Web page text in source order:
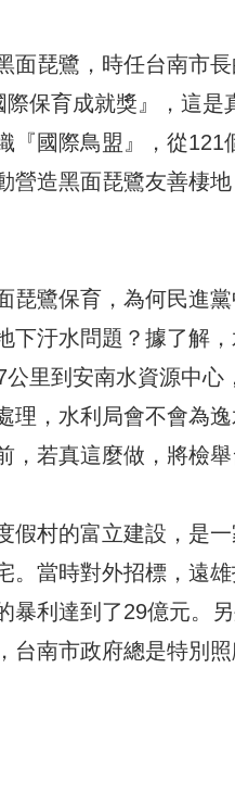
面琵鷺，時任台南市
保育成就獎』，這
『國際鳥盟』，從
營造黑面琵鷺友善棲
琵鷺保育，為何民進
下汙水問題？據了解
里到安南水資源中
理，水利局會不會為
若真這麼做，將檢舉
假村的富立建設，是
。當時對外招標，遠
暴利達到了29億元。
台南市政府總是特別照